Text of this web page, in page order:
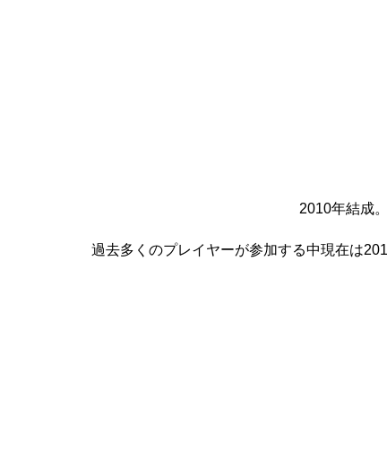
2010年結成
過去多くのプレイヤーが参加する中現在は